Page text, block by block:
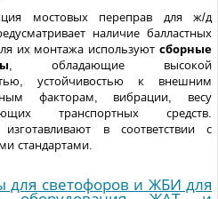
мостовых переправ для ж/д
наличие балластных
их монтажа используют сборные
, обладающие высокой
устойчивостью к внешним
факторам, вибрации, весу
транспортных средств.
изготавливают в соответствии с
стандартами.
для светофоров и ЖБИ для